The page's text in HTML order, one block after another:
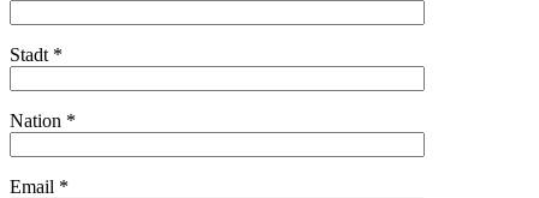
Stadt *
Nation *
Email *